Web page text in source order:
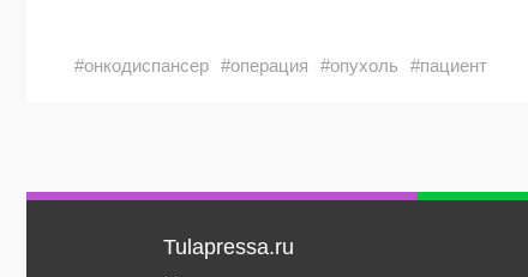
#онкодиспансер #операция #опухоль #пациент
Tulapressa.ru